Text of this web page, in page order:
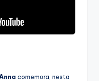
comemora, nesta